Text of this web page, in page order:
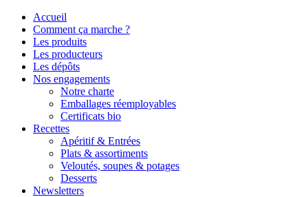
Accueil
Comment ça marche ?
Les produits
Les producteurs
Les dépôts
Nos engagements
Notre charte
Emballages réemployables
Certificats bio
Recettes
Apéritif & Entrées
Plats & assortiments
Veloutés, soupes & potages
Desserts
Newsletters